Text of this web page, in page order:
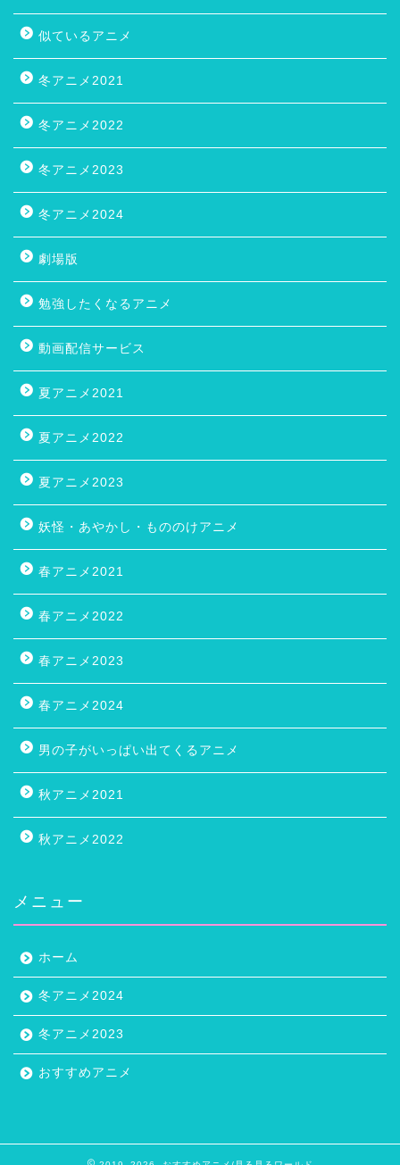
似ているアニメ
冬アニメ2021
冬アニメ2022
冬アニメ2023
冬アニメ2024
劇場版
勉強したくなるアニメ
動画配信サービス
夏アニメ2021
夏アニメ2022
夏アニメ2023
妖怪・あやかし・もののけアニメ
春アニメ2021
春アニメ2022
春アニメ2023
春アニメ2024
男の子がいっぱい出てくるアニメ
秋アニメ2021
秋アニメ2022
メニュー
ホーム
冬アニメ2024
冬アニメ2023
おすすめアニメ